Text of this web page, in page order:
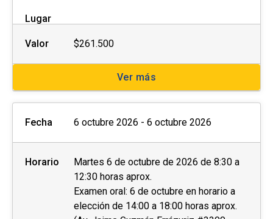
Lugar
Valor $261.500
Ver más
Fecha 6 octubre 2026 - 6 octubre 2026
Horario
Martes 6 de octubre de 2026 de 8:30 a
12:30 horas aprox.
Examen oral: 6 de octubre en horario a
elección de 14:00 a 18:00 horas aprox.